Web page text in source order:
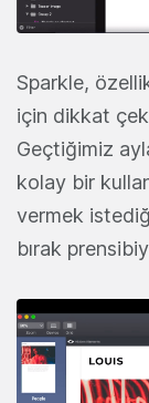
Sparkle,
için dikkat
Geçtiğimiz
kolay bir
vermek
bırak